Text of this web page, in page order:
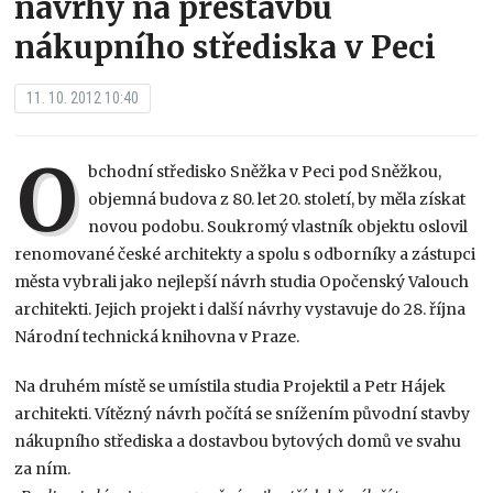
nákupního střediska v Peci
11. 10. 2012 10:40
O bchodní středisko Sněžka v Peci pod Sněžkou,
objemná budova z 80. let 20. století, by měla získat
novou podobu. Soukromý vlastník objektu oslovil
renomované české architekty a spolu s odborníky a zástupci
města vybrali jako nejlepší návrh studia Opočenský Valouch
architekti. Jejich projekt i další návrhy vystavuje do 28. října
Národní technická knihovna v Praze.
Na druhém místě se umístila studia Projektil a Petr Hájek
architekti. Vítězný návrh počítá se snížením původní stavby
nákupního střediska a dostavbou bytových domů ve svahu
za ním.